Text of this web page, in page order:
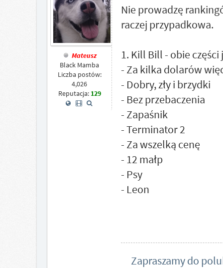
Mateusz
Black Mamba
Liczba postów:
4,026
Reputacja: 129
Nie prowadzę
raczej przypadkowa.
1. Kill Bill - obie
- Za kilka dolarów
- Dobry, zły i brzydki
- Bez przebaczenia
- Zapaśnik
- Terminator 2
- Za wszelką cenę
- 12 małp
- Psy
- Leon
Zapraszamy do